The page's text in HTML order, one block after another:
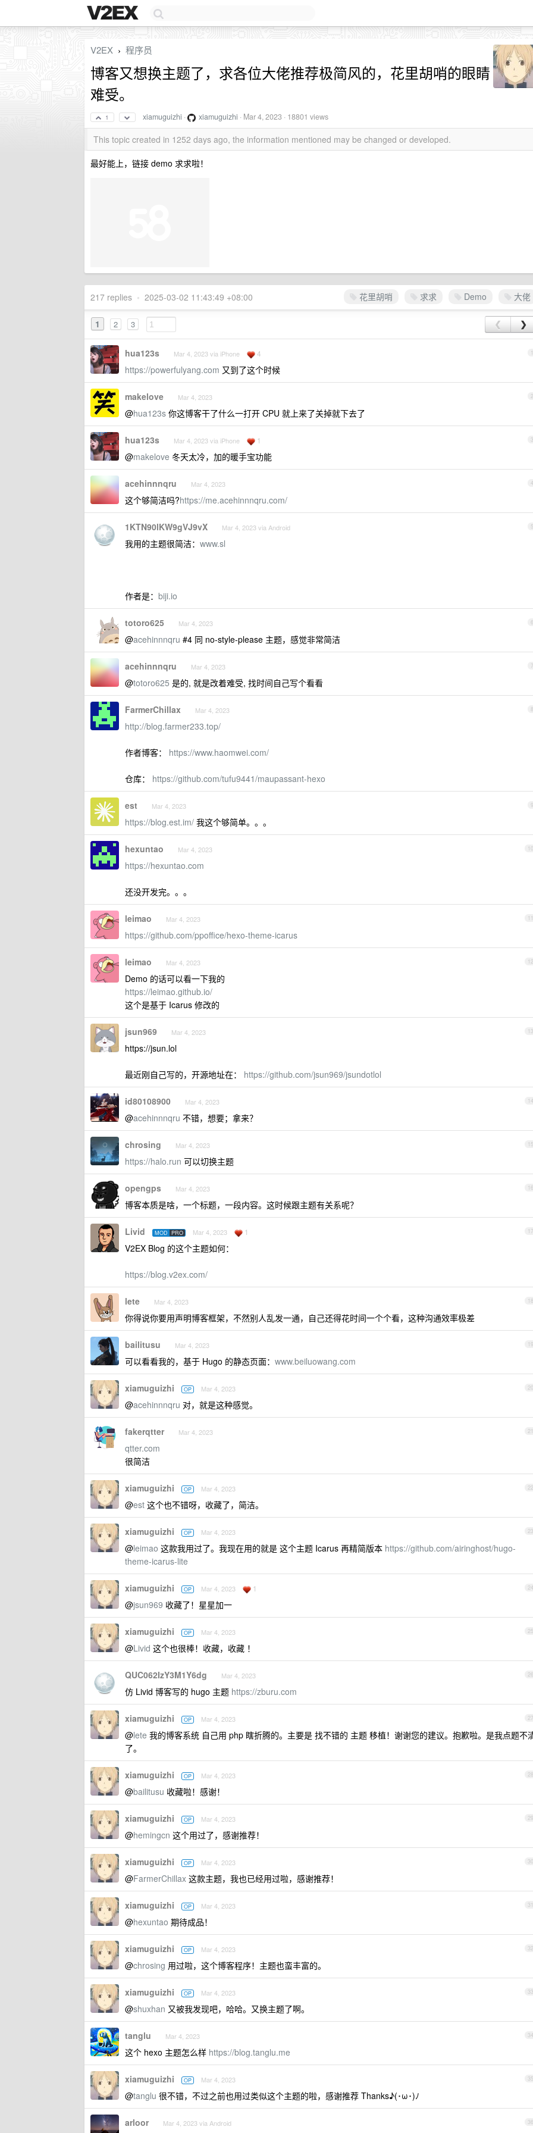
V2EX › 程序员
博客又想换主题了，求各位大佬推荐极简风的，花里胡哨的眼睛
难受。
1 xiamuguizhi · xiamuguizhi · Mar 4, 2023 · 18801 views
This topic created in 1252 days ago, the information mentioned may be changed or developed.
最好能上，链接 demo 求求啦！
花里胡哨 求求 Demo 大佬
217 replies • 2025-03-02 11:43:49 +08:00
1 2 3 ❮ ❯
1
hua123s Mar 4, 2023 via iPhone 4
https://powerfulyang.com 又到了这个时候
2
makelove Mar 4, 2023
@hua123s 你这博客干了什么一打开 CPU 就上来了关掉就下去了
3
hua123s Mar 4, 2023 via iPhone 1
@makelove 冬天太冷，加的暖手宝功能
4
acehinnnqru Mar 4, 2023
这个够简洁吗?https://me.acehinnnqru.com/
5
1KTN90lKW9gVJ9vX Mar 4, 2023 via Android
我用的主题很简洁： www.sl
作者是： biji.io
6
totoro625 Mar 4, 2023
@acehinnnqru #4 同 no-style-please 主题，感觉非常简洁
7
acehinnnqru Mar 4, 2023
@totoro625 是的, 就是改着难受, 找时间自己写个看看
8
FarmerChillax Mar 4, 2023
http://blog.farmer233.top/
作者博客： https://www.haomwei.com/
仓库： https://github.com/tufu9441/maupassant-hexo
9
est Mar 4, 2023
https://blog.est.im/ 我这个够简单。。。
10
hexuntao Mar 4, 2023
https://hexuntao.com
还没开发完。。。
11
leimao Mar 4, 2023
https://github.com/ppoffice/hexo-theme-icarus
12
leimao Mar 4, 2023
Demo 的话可以看一下我的
https://leimao.github.io/
这个是基于 Icarus 修改的
13
jsun969 Mar 4, 2023
https://jsun.lol
最近刚自己写的，开源地址在： https://github.com/jsun969/jsundotlol
14
id80108900 Mar 4, 2023
@acehinnnqru 不错，想要；拿来？
15
chrosing Mar 4, 2023
https://halo.run 可以切换主题
16
opengps Mar 4, 2023
博客本质是啥，一个标题，一段内容。这时候跟主题有关系呢？
17
Livid MOD PRO Mar 4, 2023 1
V2EX Blog 的这个主题如何：
https://blog.v2ex.com/
18
lete Mar 4, 2023
你得说你要用声明博客框架，不然别人乱发一通，自己还得花时间一个个看，这种沟通效率极差
19
bailitusu Mar 4, 2023
可以看看我的，基于 Hugo 的静态页面： www.beiluowang.com
20
xiamuguizhi OP Mar 4, 2023
@acehinnnqru 对，就是这种感觉。
21
fakerqtter Mar 4, 2023
qtter.com
很简洁
22
xiamuguizhi OP Mar 4, 2023
@est 这个也不错呀，收藏了，简洁。
23
xiamuguizhi OP Mar 4, 2023
@leimao 这款我用过了。我现在用的就是 这个主题 Icarus 再精简版本 https://github.com/airinghost/hugo-
theme-icarus-lite
24
xiamuguizhi OP Mar 4, 2023 1
@jsun969 收藏了！星星加一
25
xiamuguizhi OP Mar 4, 2023
@Livid 这个也很棒！收藏，收藏 ！
26
QUC062IzY3M1Y6dg Mar 4, 2023
仿 Livid 博客写的 hugo 主题 https://zburu.com
27
xiamuguizhi OP Mar 4, 2023
@lete 我的博客系统 自己用 php 瞎折腾的。主要是 找不错的 主题 移植！谢谢您的建议。抱歉啦。是我点题不
了。
28
xiamuguizhi OP Mar 4, 2023
@bailitusu 收藏啦！感谢！
29
xiamuguizhi OP Mar 4, 2023
@hemingcn 这个用过了，感谢推荐！
30
xiamuguizhi OP Mar 4, 2023
@FarmerChillax 这款主题，我也已经用过啦，感谢推荐！
31
xiamuguizhi OP Mar 4, 2023
@hexuntao 期待成品！
32
xiamuguizhi OP Mar 4, 2023
@chrosing 用过啦，这个博客程序！主题也蛮丰富的。
33
xiamuguizhi OP Mar 4, 2023
@shuxhan 又被我发现吧，哈哈。又换主题了啊。
34
tanglu Mar 4, 2023
这个 hexo 主题怎么样 https://blog.tanglu.me
35
xiamuguizhi OP Mar 4, 2023
@tanglu 很不错，不过之前也用过类似这个主题的啦，感谢推荐 Thanks♪(･ω･)ﾉ
36
arloor Mar 4, 2023 via Android